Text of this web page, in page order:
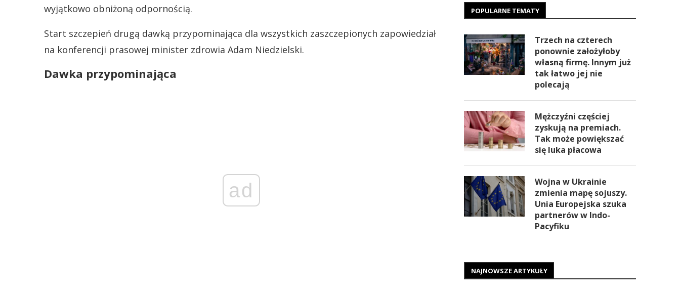
wyjątkowo obniżoną odpornością.
Start szczepień drugą dawką przypominająca dla wszystkich zaszczepionych zapowiedział
na konferencji prasowej minister zdrowia Adam Niedzielski.
Dawka przypominająca
ad
POPULARNE TEMATY
Trzech na czterech
ponownie założyłoby
własną firmę. Innym już
tak łatwo jej nie
polecają
Mężczyźni częściej
zyskują na premiach.
Tak może powiększać
się luka płacowa
Wojna w Ukrainie
zmienia mapę sojuszy.
Unia Europejska szuka
partnerów w Indo-
Pacyfiku
NAJNOWSZE ARTYKUŁY